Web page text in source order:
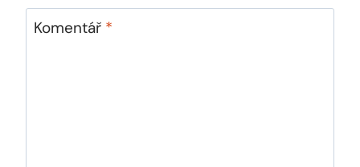
Komentář *